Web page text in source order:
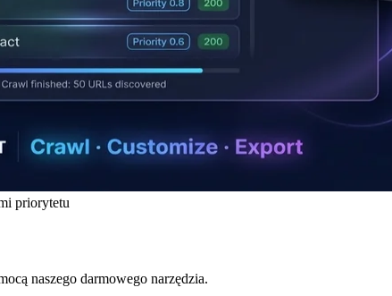
priorytetu
naszego darmowego narzędzia.